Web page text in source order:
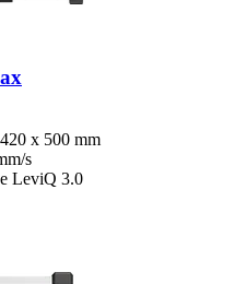
x 500 mm
s
LeviQ 3.0